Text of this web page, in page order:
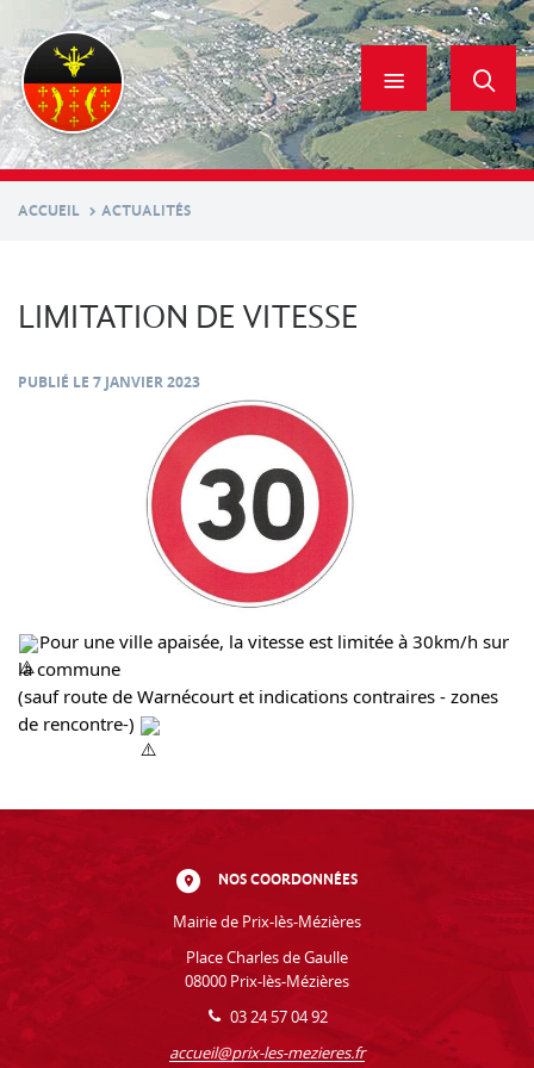
contenu
principal
ACCUEIL ACTUALITÉS
LIMITATION DE VITESSE
PUBLIÉ LE 7 JANVIER 2023
Pour une ville apaisée, la vitesse est limitée à 30km/h sur
la commune
(sauf route de Warnécourt et indications contraires - zones
de rencontre-)
NOS COORDONNÉES
Mairie de Prix-lès-Mézières
Place Charles de Gaulle
08000 Prix-lès-Mézières
03 24 57 04 92
accueil@prix-les-mezieres.fr